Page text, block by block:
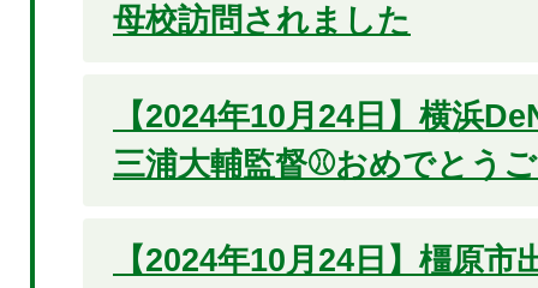
母校訪問されました
【2024年10月24日】横浜
三浦大輔監督⚾おめでとう
【2024年10月24日】橿原